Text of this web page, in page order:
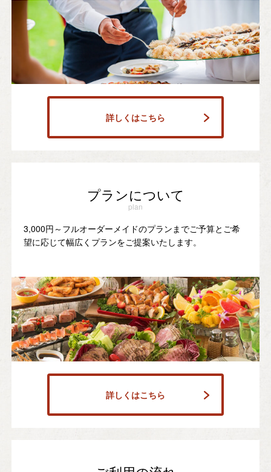
詳しくはこちら
プランについて
plan
3,000円～フルオーダーメイドのプランまでご予算とご希
望に応じて幅広くプランをご提案いたします。
詳しくはこちら